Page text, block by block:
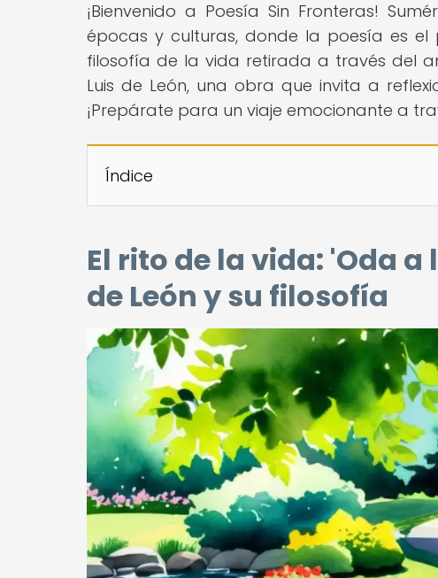
¡Bienvenido a Poesía Sin Fronteras!
épocas y culturas, donde la poesía es el
filosofía de la vida retirada a través del
Luis de León, una obra que invita a
¡Prepárate para un viaje emocionante a
Índice
El rito de la vida: 'Oda
de León y su filosofía